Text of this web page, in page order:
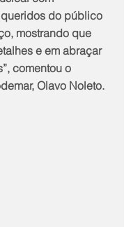
do público
mostrando que
e em abraçar
comentou o
Olavo Noleto.